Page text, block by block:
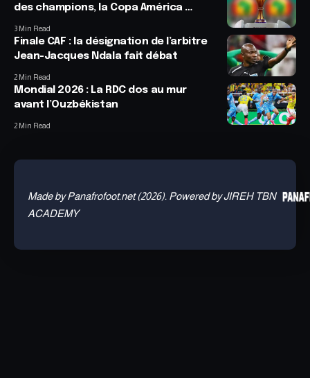
des champions, la Copa América …
3 Min Read
Finale CAF : la désignation de l’arbitre
Jean-Jacques Ndala fait débat
2 Min Read
Mondial 2026 : La RDC dos au mur
avant l’Ouzbékistan
2 Min Read
Made by Panafrofoot.net (2026). Powered by JIREH TBN
ACADEMY